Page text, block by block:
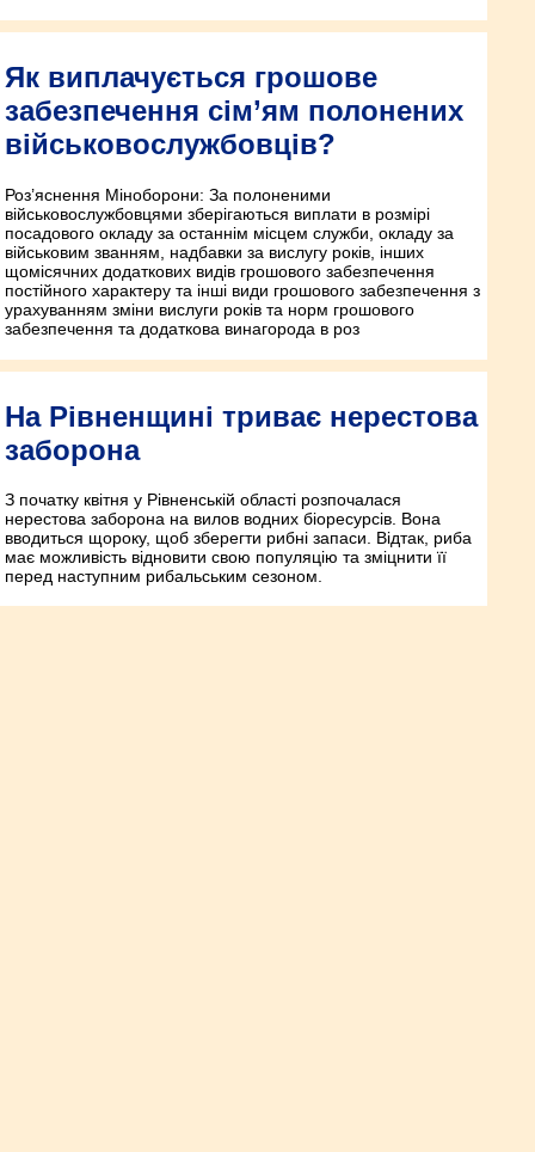
Як виплачується грошове
забезпечення сім’ям полонених
військовослужбовців?
Роз’яснення Міноборони: За полоненими
військовослужбовцями зберігаються виплати в розмірі
посадового окладу за останнім місцем служби, окладу за
військовим званням, надбавки за вислугу років, інших
щомісячних додаткових видів грошового забезпечення
постійного характеру та інші види грошового забезпечення з
урахуванням зміни вислуги років та норм грошового
забезпечення та додаткова винагорода в роз
На Рівненщині триває нерестова
заборона
З початку квітня у Рівненській області розпочалася
нерестова заборона на вилов водних біоресурсів. Вона
вводиться щороку, щоб зберегти рибні запаси. Відтак, риба
має можливість відновити свою популяцію та зміцнити її
перед наступним рибальським сезоном.